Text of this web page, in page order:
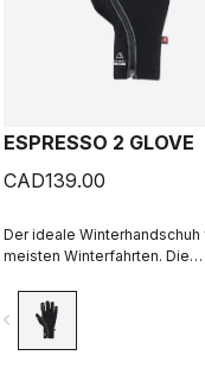
ESPRESSO 2 GLOVE
CAD139.00
Der ideale Winterhandschuh
meisten Winterfahrten. Die
PrimaLoft® Isolierung hält Ihre
Hände warm und schützt sie
Elementen.